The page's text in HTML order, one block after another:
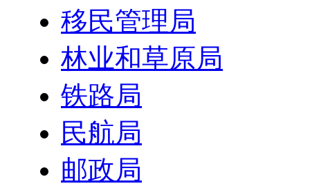
移民管理局
林业和草原局
铁路局
民航局
邮政局